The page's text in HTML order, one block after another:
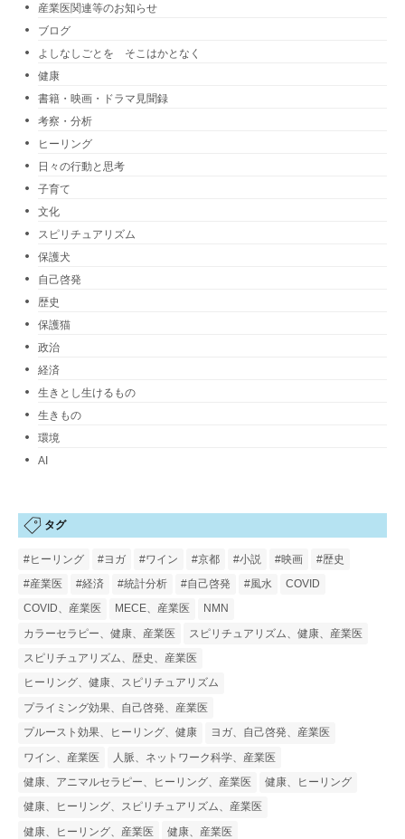
産業医関連等のお知らせ
ブログ
よしなしごとを そこはかとなく
健康
書籍・映画・ドラマ見聞録
考察・分析
ヒーリング
日々の行動と思考
子育て
文化
スピリチュアリズム
保護犬
自己啓発
歴史
保護猫
政治
経済
生きとし生けるもの
生きもの
環境
AI
タグ
#ヒーリング #ヨガ #ワイン #京都 #小説 #映画
#歴史
#産業医
#経済 #統計分析 #自己啓発 #風水
COVID
COVID、産業医
MECE、産業医
NMN
カラーセラピー、健康、産業医
スピリチュアリズム、健康、産業医
スピリチュアリズム、歴史、産業医
ヒーリング、健康、スピリチュアリズム
プライミング効果、自己啓発、産業医
プルースト効果、ヒーリング、健康
ヨガ、自己啓発、産業医
ワイン、産業医
人脈、ネットワーク科学、産業医
健康、アニマルセラピー、ヒーリング、産業医
健康、ヒーリング
健康、ヒーリング、スピリチュアリズム、産業医
健康、ヒーリング、産業医
健康、産業医